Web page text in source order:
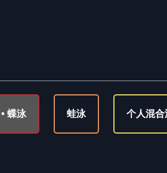
蝶泳 蛙泳 个人混合